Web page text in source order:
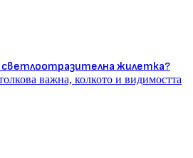
светлоотразителна жилетка?
важна, колкото и видимостта